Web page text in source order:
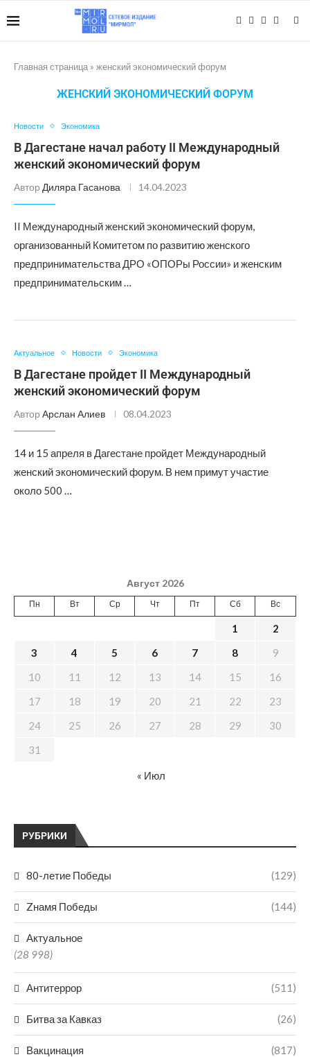
Главная страница » женский экономический форум
ЖЕНСКИЙ ЭКОНОМИЧЕСКИЙ ФОРУМ
Новости Экономика
В Дагестане начал работу II Международный
женский экономический форум
Автор Диляра Гасанова 14.04.2023
II Международный женский экономический форум,
организованный Комитетом по развитию женского
предпринимательства ДРО «ОПОРы России» и женским
предпринимательским …
Актуальное Новости Экономика
В Дагестане пройдет II Международный
женский экономический форум
Автор Арслан Алиев 08.04.2023
14 и 15 апреля в Дагестане пройдет Международный
женский экономический форум. В нем примут участие
около 500 …
РУБРИКИ
80-летие Победы (129)
Zнамя Победы (144)
Актуальное
(28 998)
Антитеррор (511)
Битва за Кавказ (26)
Вакцинация (817)
Август 2026
Пн Вт Ср Чт Пт Сб Вс
1
2
3
4 5 6 7 8
9
10
11 12 13 14 15
16
17
18 19 20 21 22
23
24
25 26 27 28 29
30
31
« Июл